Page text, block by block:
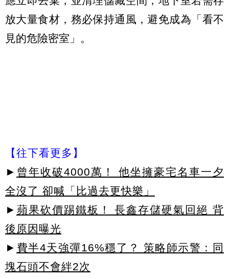
放大量食材，務必保持通風，避免成為「看不
見的危險密室」。
【往下看更多】
► 曾年收破4000萬！ 他坐擁豪宅名車一夕
全沒了 卻喊「比過去更快樂」
► 蘋果砍價踢鐵板！ 長鑫存儲硬氣回絕 背
後原因曝光
► 費半4天強彈16%穩了？ 策略師示警：同
塊石頭不會絆2次